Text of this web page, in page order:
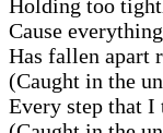
Holding too
Cause
Has fallen apart
(Caught in the
Every step that I